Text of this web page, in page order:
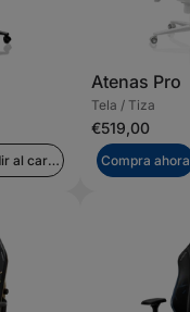
Añadir al carrito
Atenas Pro
Tela / Tiza
€519,00
Compra ahora